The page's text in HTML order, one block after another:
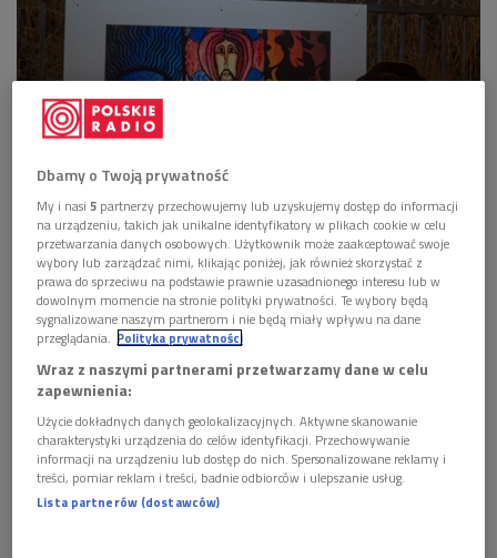
Stefan Ciechan podczas otwarcia wystawy "Ślady - Scena Plastyczna Leszka
Mądzika w Fotografii Stefana Ciechana". Foto: PAP/ Wojciech Szubartowski
>>> Posłuchaj rozmowy w audycji "Wybieram
Dwójkę"
Są miejsca, które nie znikają - nawet jeśli na chwilę milkną.
Galeria Saskaw Lublinie, przez lataprowadzona przez
Leszka Mądzika (1945-2025), ponownie otwiera się jako
przestrzeń dialogu ze sztuką. Rozpoczyna tym samym nowy
rozdział swojej historii. Tym razem pod opieką
Dbamy o Twoją prywatność
My i nasi5 partnerzy przechowujemy lub uzyskujemy dostęp do informacji
na urządzeniu, takich jak unikalne identyfikatory w plikach cookie w celu
przetwarzania danych osobowych. Użytkownik może zaakceptować swoje
wybory lub zarządzać nimi, klikając poniżej, jak również skorzystać z
prawa do sprzeciwu na podstawie prawnie uzasadnionego interesu lub w
dowolnym momencie na stronie polityki prywatności. Te wybory będą
sygnalizowane naszym partnerom i nie będą miały wpływu na dane
przeglądania. Polityka prywatności
Wraz z naszymi partnerami przetwarzamy dane w celu
zapewnienia:
Użycie dokładnych danych geolokalizacyjnych. Aktywne skanowanie
charakterystyki urządzenia do celów identyfikacji. Przechowywanie
informacji na urządzeniu lub dostęp do nich. Spersonalizowane reklamy i
treści, pomiar reklam i treści, badnie odbiorców i ulepszanie usług.
Lista partnerów (dostawców)